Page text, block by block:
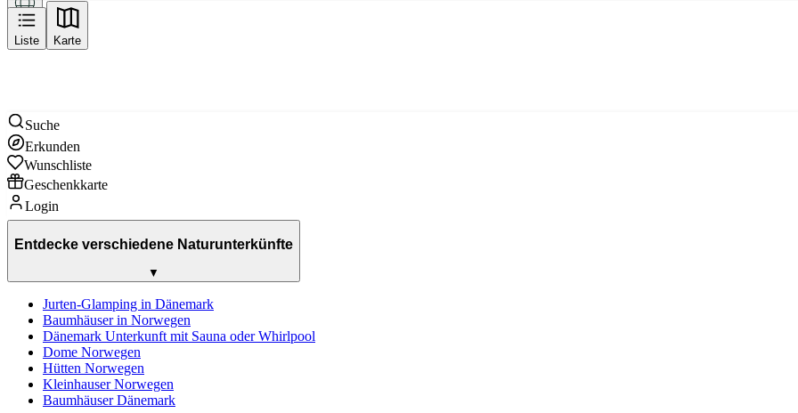
Karte
Liste Karte
Suche
Erkunden
Wunschliste
Geschenkkarte
Login
Entdecke verschiedene Naturunterkünfte
▼
Jurten-Glamping in Dänemark
Baumhäuser in Norwegen
Dänemark Unterkunft mit Sauna oder Whirlpool
Dome Norwegen
Hütten Norwegen
Kleinhauser Norwegen
Baumhäuser Dänemark